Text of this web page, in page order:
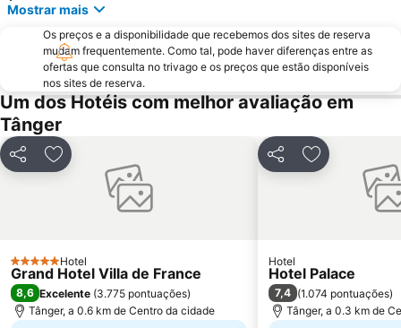
Asilah Beach
Medina
Faro de Punta Carnero
Tangier Royal Golf Club
Roman ruins of Baelo Claudia
Benítez
Plaza de Santiago
Faro de Trafalgar
Mostrar mais
Os preços e a disponibilidade que recebemos dos sites de reserva
mudam frequentemente. Como tal, pode haver diferenças entre as
ofertas que consulta no trivago e os preços que estão disponíveis
nos sites de reserva.
Um dos Hotéis com melhor avaliação em
Tânger
PartilharAdicionar aos favoritos
5 EstrelasHotel
Grand Hotel Villa de France
8,6 Excelente (3.775 pontuações)
Tânger, a 0.6 km de Centro da cidade
PartilharAdicionar
Hotel
Hotel Palace
7,4 (1.074 pontuações)
Tânger, a 0.3 km de